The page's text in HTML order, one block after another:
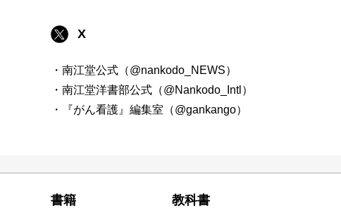
X
・南江堂公式（@nankodo_NEWS）
・南江堂洋書部公式（@Nankodo_Intl）
・『がん看護』編集室（@gankango）
書籍 教科書